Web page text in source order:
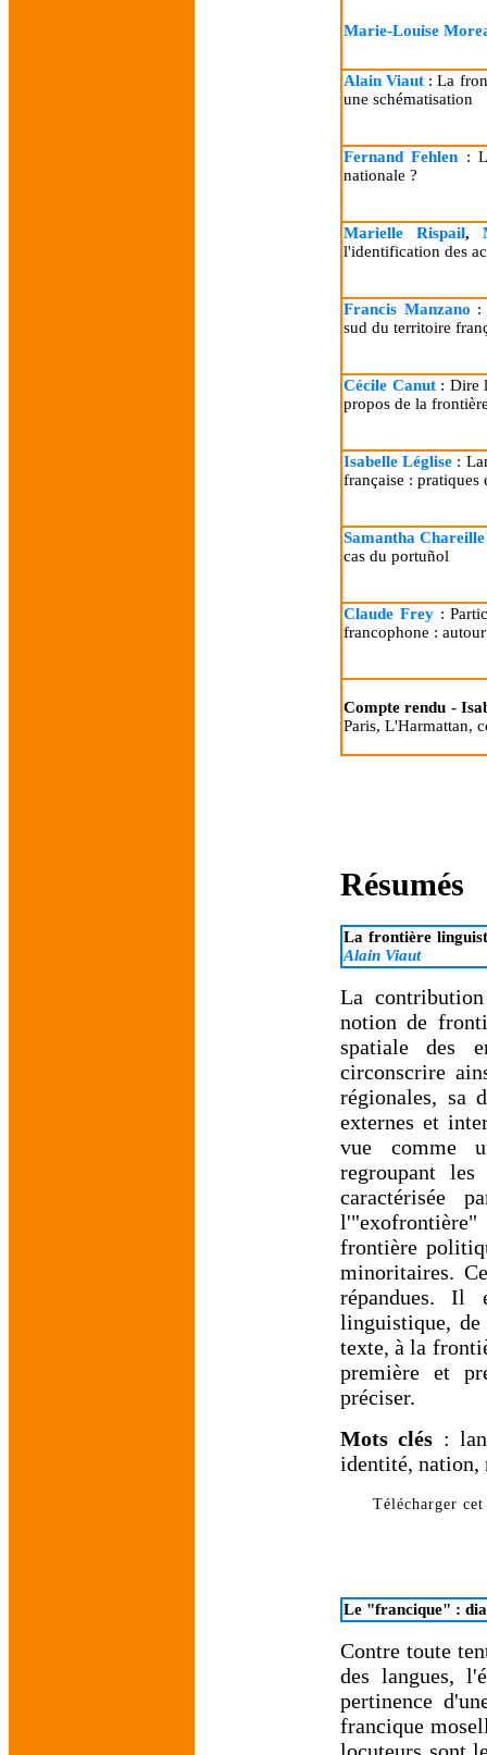
Marie-Louise
Alain Viaut : La
une schématisation
Fernand Fehlen :
nationale ?
Marielle Rispail,
l'identification des
Francis Manzano :
sud du territoire
Cécile Canut: Dire
propos de la
Isabelle Léglise :
française : pratiques
Samantha Chareille
cas du portuñol
Claude Frey:
francophone :
Compte rendu -
Paris, L'Harmattan,
Résumés
La frontière
Alain Viaut
La
notion de
spatiale des
circonscrire
régionales, sa
externes et
vue comme
regroupant
caractérisée
l'"exofrontière"
frontière
minoritaires.
répandues.
linguistique,
texte, à la
première et
préciser.
Mots clés :
identité, nation,
Télécharger
Le "francique" :
Contre toute
des langues,
pertinence
francique